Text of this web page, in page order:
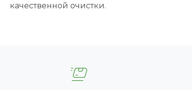
качественной очистки.